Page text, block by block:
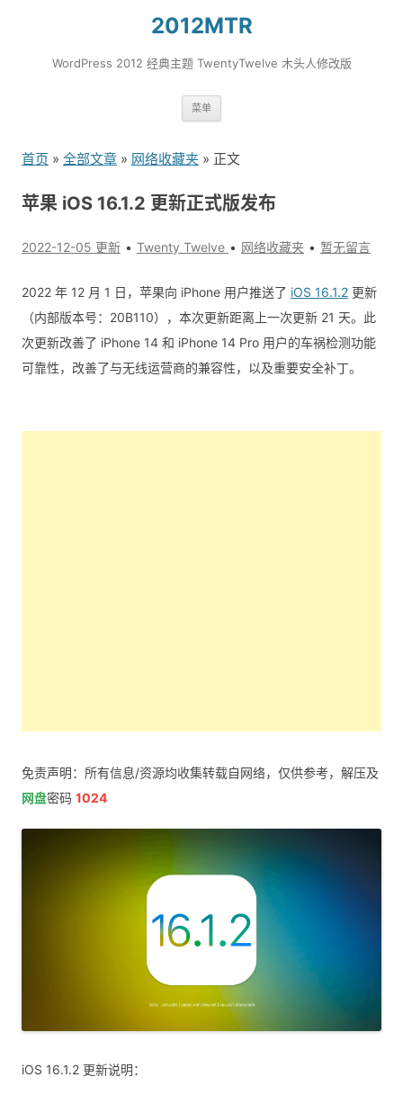
2012MTR
WordPress 2012 经典主题 TwentyTwelve 木头人修改版
菜单
到
容
首页 » 全部文章 » 网络收藏夹 » 正文
苹果 iOS 16.1.2 更新正式版发布
2022-12-05 更新 Twenty Twelve 网络收藏夹 暂无留言
2022 年 12 月 1 日，苹果向 iPhone 用户推送了 iOS 16.1.2 更新
（内部版本号：20B110），本次更新距离上一次更新 21 天。此
次更新改善了 iPhone 14 和 iPhone 14 Pro 用户的车祸检测功能
可靠性，改善了与无线运营商的兼容性，以及重要安全补丁。
免责声明：所有信息/资源均收集转载自网络，仅供参考，解压及
网盘密码 1024
iOS 16.1.2 更新说明：